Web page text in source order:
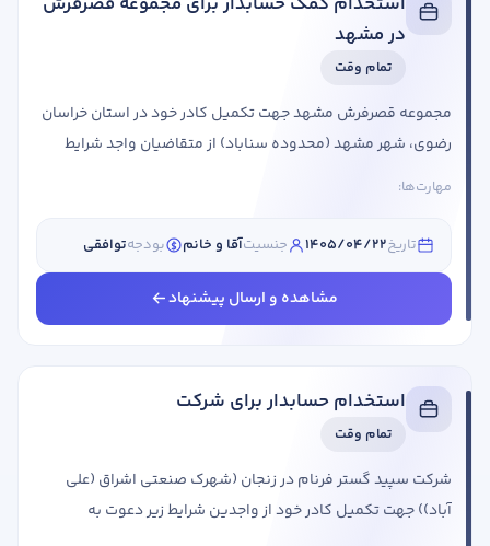
در مشهد
تمام وقت
مجموعه قصرفرش مشهد جهت تکمیل کادر خود در استان خراسان
رضوی، شهر مشهد (محدوده سناباد) از متقاضیان واجد شرایط
ارشد رشته تحصیلی: تحصیلات مرتبط با حسابداری (بانکداری،
حسابداری، مدیریت بازرگانی، مدیریت مالی) سابقه کاری: مهم
نیست حقوق: توافقی استان مورد نیاز: خراسان رضوی شهر مورد
نیاز: مشهد توانایی کار سیستمی روحیه کار تیمی ...
مهارت‌ها:
تاریخ1405/04/22 جنسیتآقا و خانم بودجهتوافقی
مشاهده و ارسال پیشنهاد
استخدام حسابدار برای شرکت
تمام وقت
شرکت سپید گستر فرنام در زنجان (شهرک صنعتی اشراق (علی
آباد)) جهت تکمیل کادر خود از واجدین شرایط زیر دعوت به